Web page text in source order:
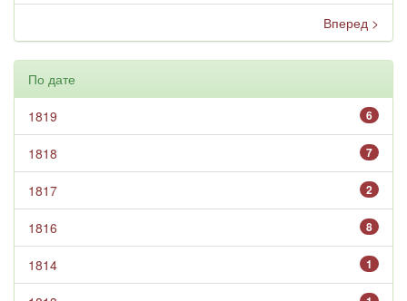
Вперед >
По дате
6
1819
7
1818
2
1817
8
1816
1
1814